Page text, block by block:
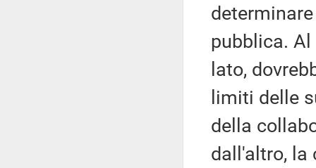
pubblica.
lato,
limiti delle
della
dall'altro, la